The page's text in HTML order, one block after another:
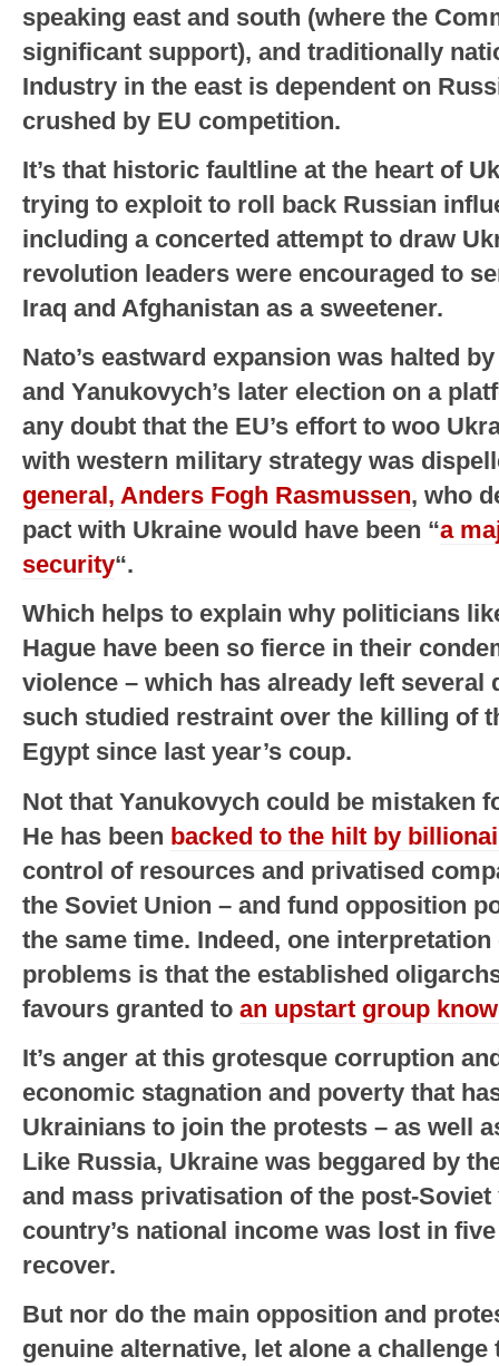
speaking east and south (where the
significant support), and traditionally
Industry in the east is dependent on
crushed by EU competition.
It’s that historic faultline at the heart of
trying to exploit to roll back Russian
including a concerted attempt to draw
revolution leaders were encouraged to
Iraq and Afghanistan as a sweetener.
Nato’s eastward expansion was halted
and Yanukovych’s later election on a
any doubt that the EU’s effort to woo
with western military strategy was
general, Anders Fogh Rasmussen, who
pact with Ukraine would have been “a
security“.
Which helps to explain why politicians
Hague have been so fierce in their
violence – which has already left several
such studied restraint over the killing of
Egypt since last year’s coup.
Not that Yanukovych could be mistaken
He has been backed to the hilt by
control of resources and privatised
the Soviet Union – and fund opposition
the same time. Indeed, one
problems is that the established
favours granted to an upstart group
It’s anger at this grotesque corruption
economic stagnation and poverty that
Ukrainians to join the protests – as well
Like Russia, Ukraine was beggared by
and mass privatisation of the post-
country’s national income was lost in
recover.
But nor do the main opposition and
genuine alternative, let alone a